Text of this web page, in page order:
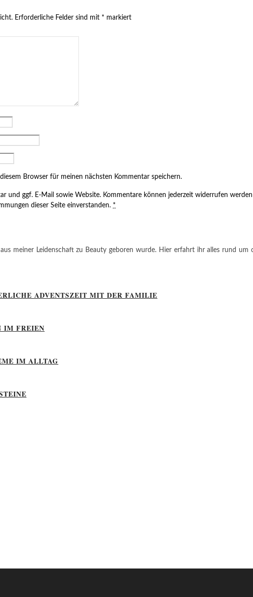
Erforderliche Felder sind mit * markiert
Browser für meinen nächsten Kommentar speichern.
und ggf. E-Mail sowie Website. Kommentare können jederzeit widerrufen
dieser Seite einverstanden. *
meiner Leidenschaft zu Beauty geboren wurde. Hier erfahrt ihr alles rund
ADVENTSZEIT MIT DER FAMILIE
IM FREIEN
IM ALLTAG